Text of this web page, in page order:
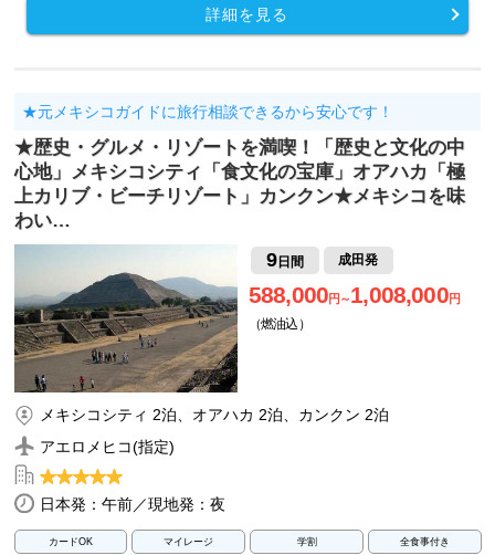
詳細を見る
★元メキシコガイドに旅行相談できるから安心です！
★歴史・グルメ・リゾートを満喫！「歴史と文化の中
心地」メキシコシティ「食文化の宝庫」オアハカ「極
上カリブ・ビーチリゾート」カンクン★メキシコを味
わい…
9日間 成田発
588,000円～1,008,000円
（燃油込）
メキシコシティ 2泊、オアハカ 2泊、カンクン 2泊
アエロメヒコ(指定)
日本発：午前／現地発：夜
カードOK マイレージ 学割 全食事付き